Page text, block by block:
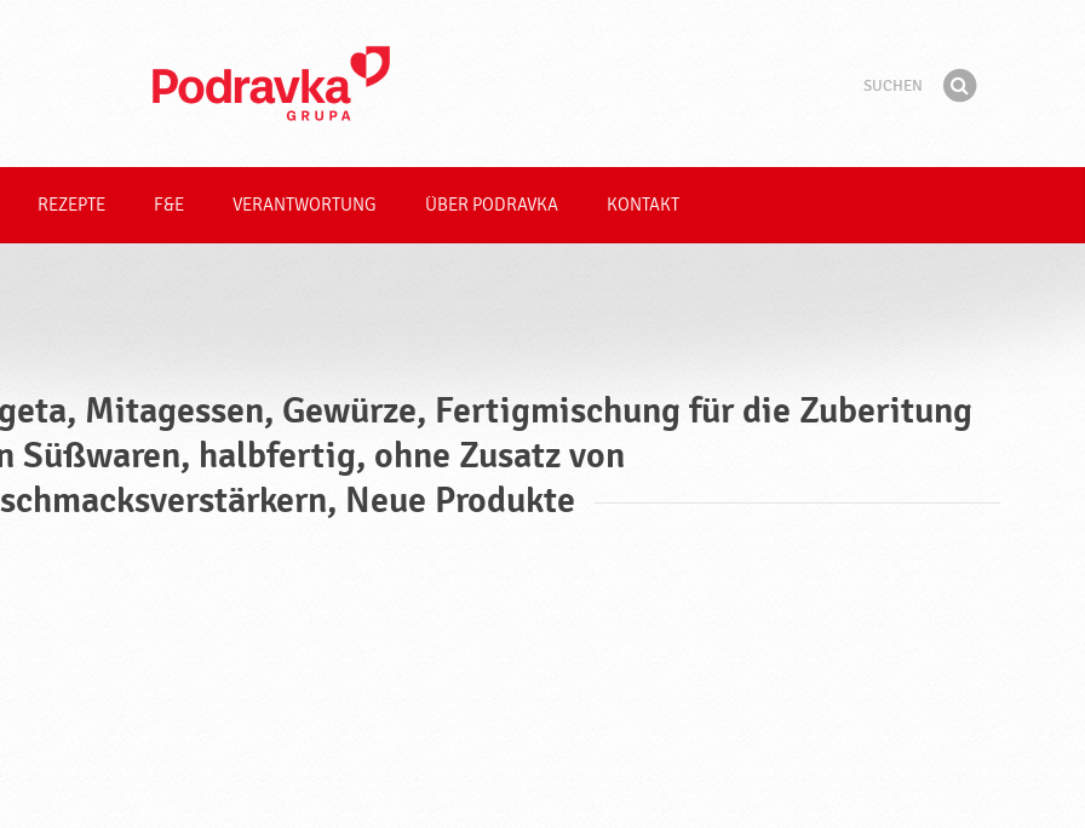
REZEPTE F&E VERANTWORTUNG ÜBER PODRAVKA KONTAKT
Mitagessen, Gewürze, Fertigmischung für die Zuberitung
Süßwaren, halbfertig, ohne Zusatz von
Neue Produkte